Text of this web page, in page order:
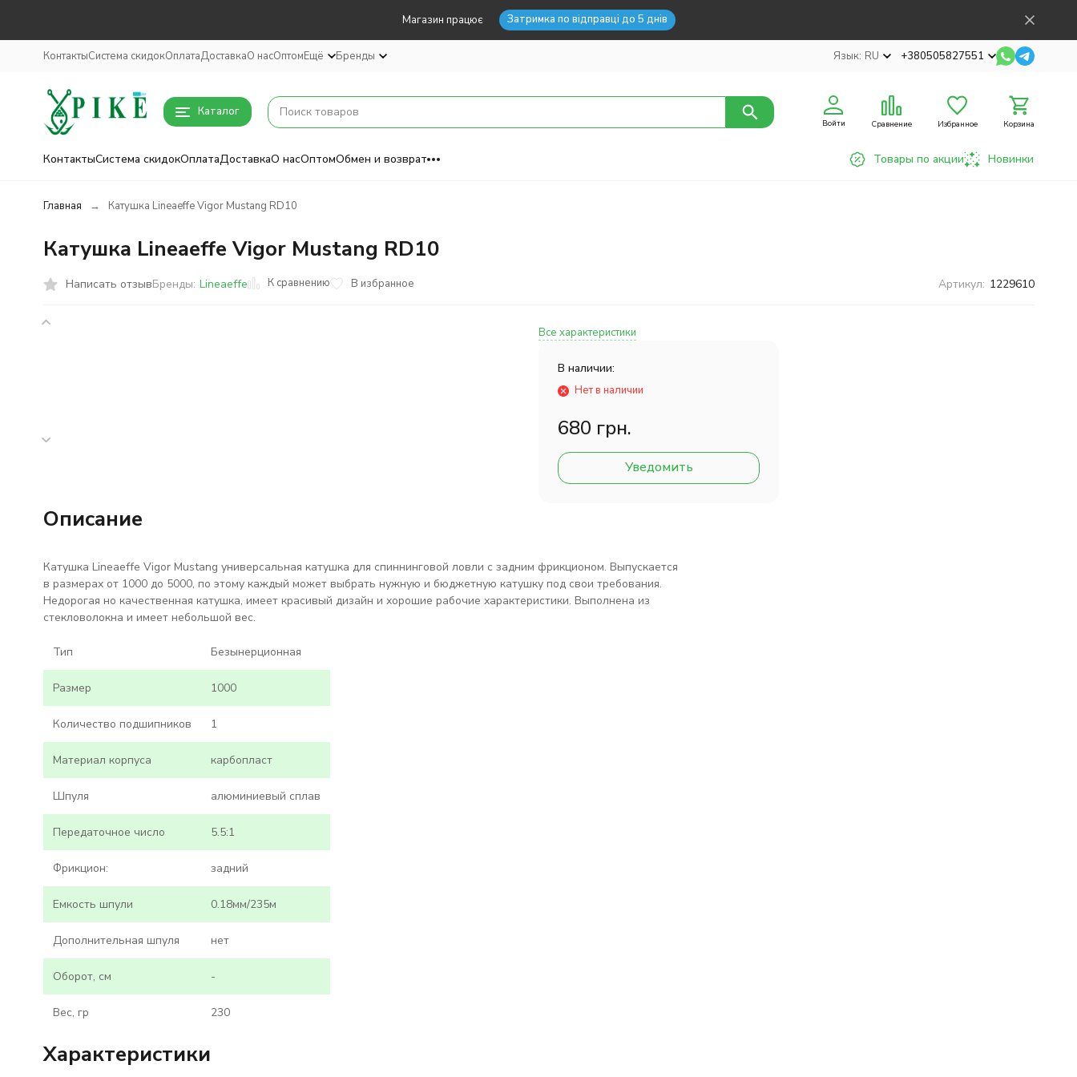
Магазин працює Затримка по відправці до 5 днів
КонтактыСистема скидокОплатаДоставкаО насОптомЕщё Бренды Язык: RU +380505827551
Каталог
Войти Сравнение Избранное Корзина
КонтактыСистема скидокОплатаДоставкаО насОптомОбмен и возврат Товары по акции Новинки
Главная Катушка Lineaeffe Vigor Mustang RD10
Катушка Lineaeffe Vigor Mustang RD10
Написать отзывБренды: Lineaeffe К сравнению В избранное Артикул: 1229610
Все характеристики
В наличии:
Нет в наличии
680 грн.
Уведомить
Описание
Катушка Lineaeffe Vigor Mustang универсальная катушка для спиннинговой ловли с задним фрикционом. Выпускается
в размерах от 1000 до 5000, по этому каждый может выбрать нужную и бюджетную катушку под свои требования.
Недорогая но качественная катушка, имеет красивый дизайн и хорошие рабочие характеристики. Выполнена из
стекловолокна и имеет небольшой вес.
Тип Безынерционная
Размер 1000
Количество подшипников 1
Материал корпуса карбопласт
Шпуля алюминиевый сплав
Передаточное число 5.5:1
Фрикцион: задний
Емкость шпули 0.18мм/235м
Дополнительная шпуля нет
Оборот, см -
Вес, гр 230
Характеристики